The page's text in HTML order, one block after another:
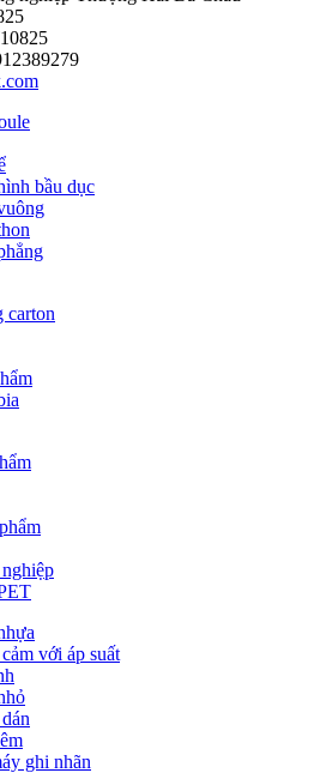
bầu dục
carton
với áp suất
ghi nhãn